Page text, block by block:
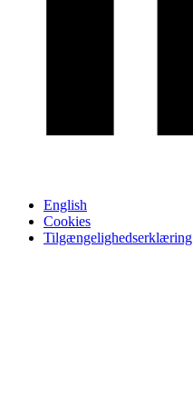
English
Cookies
Tilgængelighedserklæring